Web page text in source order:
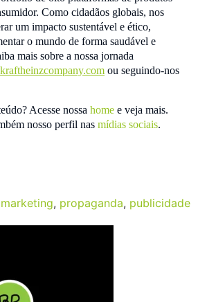
Como cidadãos globais, nos
um impacto sustentável e ético,
o mundo de forma saudável e
mais sobre a nossa jornada
ou seguindo-nos
Acesse nossa home e veja mais.
nosso perfil nas mídias sociais.
marketing, propaganda, publicidade